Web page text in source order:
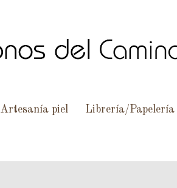
Artesanía piel Librería/Papelería